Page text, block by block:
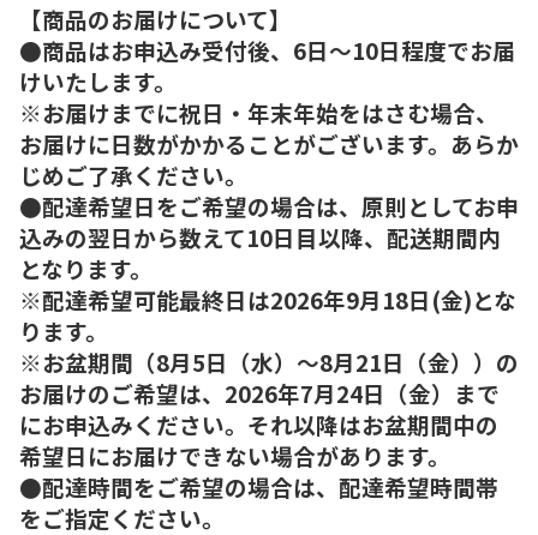
【商品のお届けについて】
●商品はお申込み受付後、6日～10日程度でお届
けいたします。
※お届けまでに祝日・年末年始をはさむ場合、
お届けに日数がかかることがございます。あらか
じめご了承ください。
●配達希望日をご希望の場合は、原則としてお申
込みの翌日から数えて10日目以降、配送期間内
となります。
※配達希望可能最終日は2026年9月18日(金)とな
ります。
※お盆期間（8月5日（水）～8月21日（金））の
お届けのご希望は、2026年7月24日（金）まで
にお申込みください。それ以降はお盆期間中の
希望日にお届けできない場合があります。
●配達時間をご希望の場合は、配達希望時間帯
をご指定ください。